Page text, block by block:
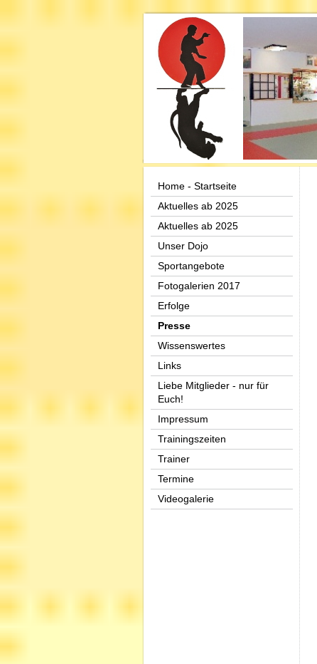
Home - Startseite
Aktuelles ab 2025
Aktuelles ab 2025
Unser Dojo
Sportangebote
Fotogalerien 2017
Erfolge
Presse
Wissenswertes
Links
Liebe Mitglieder - nur für
Euch!
Impressum
Trainingszeiten
Trainer
Termine
Videogalerie